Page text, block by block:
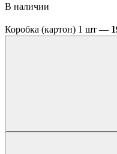
В наличии
Коробка (картон) 1 шт —